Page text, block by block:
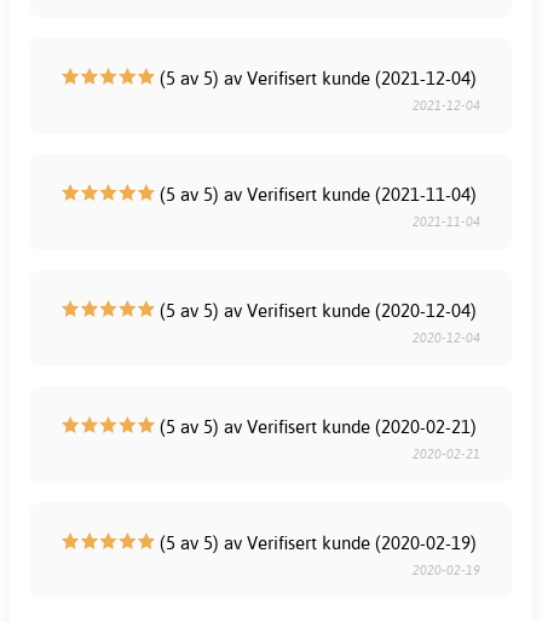
(5 av 5) av Verifisert kunde (2021-12-04)
2021-12-04
(5 av 5) av Verifisert kunde (2021-11-04)
2021-11-04
(5 av 5) av Verifisert kunde (2020-12-04)
2020-12-04
(5 av 5) av Verifisert kunde (2020-02-21)
2020-02-21
(5 av 5) av Verifisert kunde (2020-02-19)
2020-02-19